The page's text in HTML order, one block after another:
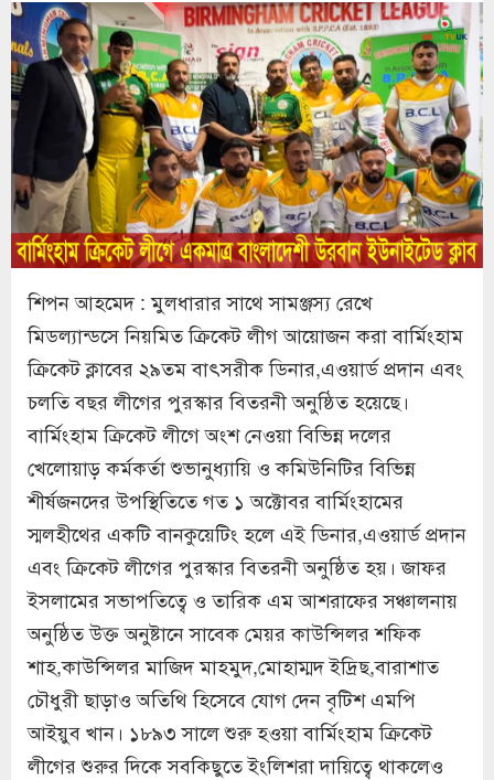
শিপন আহমেদ : মুলধারার সাথে সামঞ্জস্য রেখে
মিডল্যান্ডসে নিয়মিত ক্রিকেট লীগ আয়োজন করা বার্মিংহাম
ক্রিকেট ক্লাবের ২৯তম বাৎসরীক ডিনার,এওয়ার্ড প্রদান এবং
চলতি বছর লীগের পুরস্কার বিতরনী অনুষ্ঠিত হয়েছে।
বার্মিংহাম ক্রিকেট লীগে অংশ নেওয়া বিভিন্ন দলের
খেলোয়াড় কর্মকর্তা শুভানুধ্যায়ি ও কমিউনিটির বিভিন্ন
শীর্ষজনদের উপস্থিতিতে গত ১ অক্টোবর বার্মিংহামের
স্মলহীথের একটি বানকুয়েটিং হলে এই ডিনার,এওয়ার্ড প্রদান
এবং ক্রিকেট লীগের পুরস্কার বিতরনী অনুষ্ঠিত হয়। জাফর
ইসলামের সভাপতিত্বে ও তারিক এম আশরাফের সঞ্চালনায়
অনুষ্ঠিত উক্ত অনুষ্টানে সাবেক মেয়র কাউন্সিলর শফিক
শাহ,কাউন্সিলর মাজিদ মাহমুদ,মোহাম্মদ ইদ্রিছ,বারাশাত
চৌধুরী ছাড়াও অতিথি হিসেবে যোগ দেন বৃটিশ এমপি
আইয়ুব খান। ১৮৯৩ সালে শুরু হওয়া বার্মিংহাম ক্রিকেট
লীগের শুরুর দিকে সবকিছুতে ইংলিশরা দায়িত্বে থাকলেও